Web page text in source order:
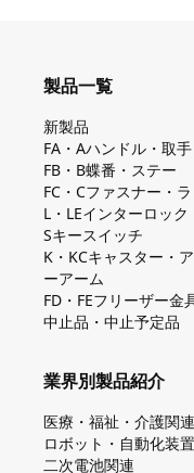
製品一覧
新製品
FA・Aハンドル・取
FB・B蝶番・ステー
FC・Cファスナー・
L・LEインターロック
Sキースイッチ
K・KCキャスター・
ーアーム
FD・FEフリーザー金
中止品・中止予定品
業界別製品紹介
医療・福祉・介護関連
ロボット・自動化装
二次電池関連